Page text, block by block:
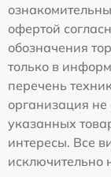
офертой
обозначения
только в
перечень
организация
указанных
интересы. Все
исключительно